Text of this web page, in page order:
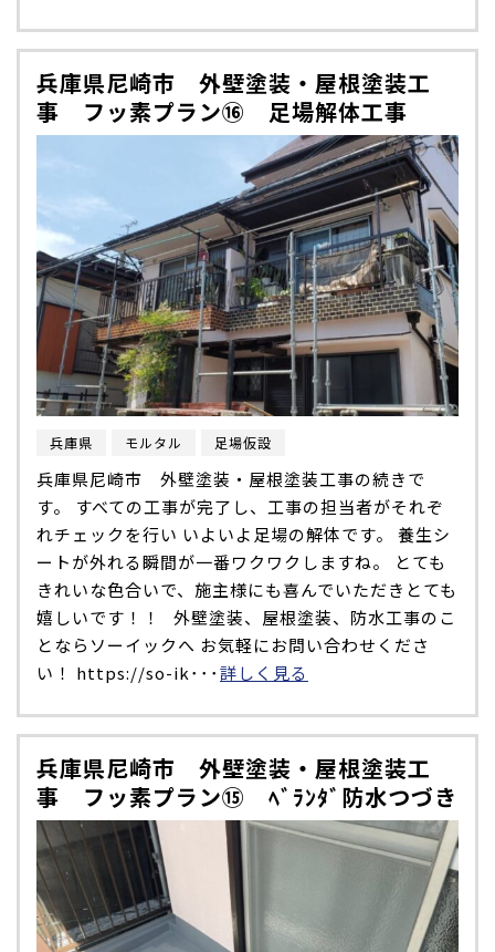
兵庫県尼崎市 外壁塗装・屋根塗装工
事 フッ素プラン⑯ 足場解体工事
兵庫県 モルタル 足場仮設
兵庫県尼崎市 外壁塗装・屋根塗装工事の続きで
す。 すべての工事が完了し、工事の担当者がそれぞ
れチェックを行い いよいよ足場の解体です。 養生シ
ートが外れる瞬間が一番ワクワクしますね。 とても
きれいな色合いで、施主様にも喜んでいただきとても
嬉しいです！！ 外壁塗装、屋根塗装、防水工事のこ
とならソーイックへ お気軽にお問い合わせくださ
い！ https://so-ik･･･詳しく見る
兵庫県尼崎市 外壁塗装・屋根塗装工
事 フッ素プラン⑮ ﾍﾞﾗﾝﾀﾞ防水つづき